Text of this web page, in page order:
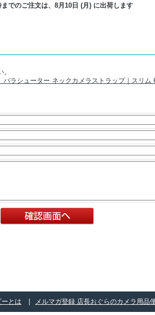
でのご注文は、 8月10日 (月) に出荷します
パラシューター ネックカメラストラップ｜スリ
とは メルマガ登録 店長おぐらのカメラ用品